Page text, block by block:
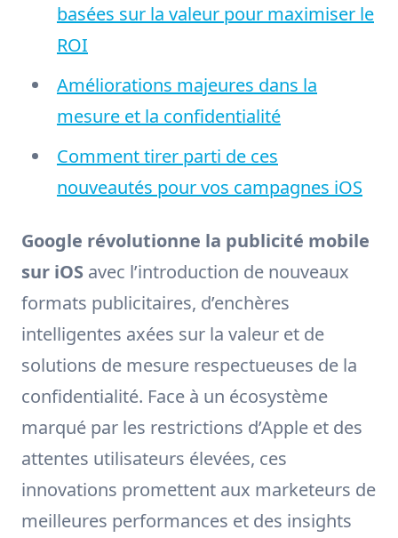
basées sur la valeur pour maximiser le
ROI
Améliorations majeures dans la
mesure et la confidentialité
Comment tirer parti de ces
nouveautés pour vos campagnes iOS
Google révolutionne la publicité mobile
sur iOS avec l’introduction de nouveaux
formats publicitaires, d’enchères
intelligentes axées sur la valeur et de
solutions de mesure respectueuses de la
confidentialité. Face à un écosystème
marqué par les restrictions d’Apple et des
attentes utilisateurs élevées, ces
innovations promettent aux marketeurs de
meilleures performances et des insights